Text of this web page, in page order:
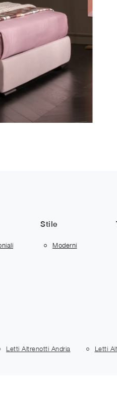
Stile
Moderni
Letti Altrenotti Andria Letti